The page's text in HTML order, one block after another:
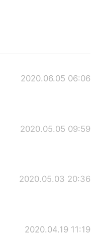
2020.06.05 06:06
2020.05.05 09:59
2020.05.03 20:36
2020.04.19 11:19